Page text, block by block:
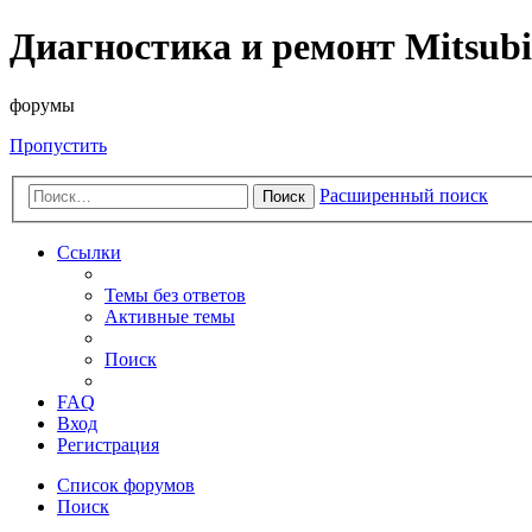
Диагностика и ремонт
форумы
Пропустить
Поиск Расширенный поиск
Ссылки
Темы без ответов
Активные темы
Поиск
FAQ
Вход
Регистрация
Список форумов
Поиск